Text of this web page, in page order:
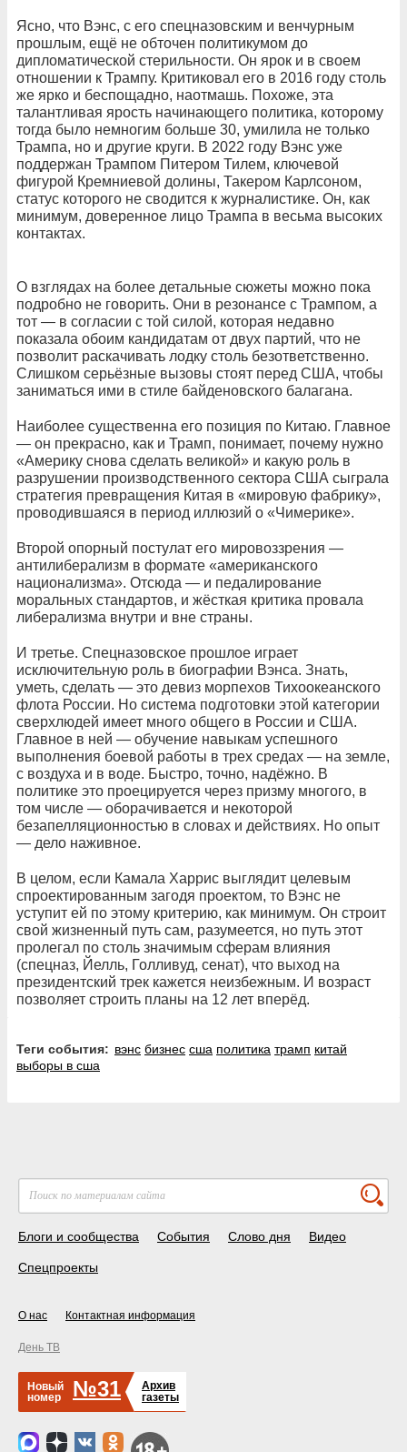
Ясно, что Вэнс, с его спецназовским и венчурным
прошлым, ещё не обточен политикумом до
дипломатической стерильности. Он ярок и в своем
отношении к Трампу. Критиковал его в 2016 году столь
же ярко и беспощадно, наотмашь. Похоже, эта
талантливая ярость начинающего политика, которому
тогда было немногим больше 30, умилила не только
Трампа, но и другие круги. В 2022 году Вэнс уже
поддержан Трампом Питером Тилем, ключевой
фигурой Кремниевой долины, Такером Карлсоном,
статус которого не сводится к журналистике. Он, как
минимум, доверенное лицо Трампа в весьма высоких
контактах.
О взглядах на более детальные сюжеты можно пока
подробно не говорить. Они в резонансе с Трампом, а
тот — в согласии с той силой, которая недавно
показала обоим кандидатам от двух партий, что не
позволит раскачивать лодку столь безответственно.
Слишком серьёзные вызовы стоят перед США, чтобы
заниматься ими в стиле байденовского балагана.
Наиболее существенна его позиция по Китаю. Главное
— он прекрасно, как и Трамп, понимает, почему нужно
«Америку снова сделать великой» и какую роль в
разрушении производственного сектора США сыграла
стратегия превращения Китая в «мировую фабрику»,
проводившаяся в период иллюзий о «Чимерике».
Второй опорный постулат его мировоззрения —
антилиберализм в формате «американского
национализма». Отсюда — и педалирование
моральных стандартов, и жёсткая критика провала
либерализма внутри и вне страны.
И третье. Спецназовское прошлое играет
исключительную роль в биографии Вэнса. Знать,
уметь, сделать — это девиз морпехов Тихоокеанского
флота России. Но система подготовки этой категории
сверхлюдей имеет много общего в России и США.
Главное в ней — обучение навыкам успешного
выполнения боевой работы в трех средах — на земле,
с воздуха и в воде. Быстро, точно, надёжно. В
политике это проецируется через призму многого, в
том числе — оборачивается и некоторой
безапелляционностью в словах и действиях. Но опыт
— дело наживное.
В целом, если Камала Харрис выглядит целевым
спроектированным загодя проектом, то Вэнс не
уступит ей по этому критерию, как минимум. Он строит
свой жизненный путь сам, разумеется, но путь этот
пролегал по столь значимым сферам влияния
(спецназ, Йелль, Голливуд, сенат), что выход на
президентский трек кажется неизбежным. И возраст
позволяет строить планы на 12 лет вперёд.
Теги события: вэнс бизнес сша политика трамп китай
выборы в сша
Блоги и сообщества События Слово дня Видео
Спецпроекты
О нас Контактная информация
День ТВ
Новый
номер
№31
Архив
газеты